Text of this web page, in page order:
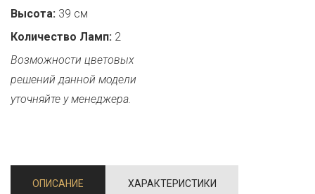
Высота: 39 см
Количество Ламп: 2
Возможности цветовых
решений данной модели
уточняйте у менеджера.
ОПИСАНИЕ ХАРАКТЕРИСТИКИ